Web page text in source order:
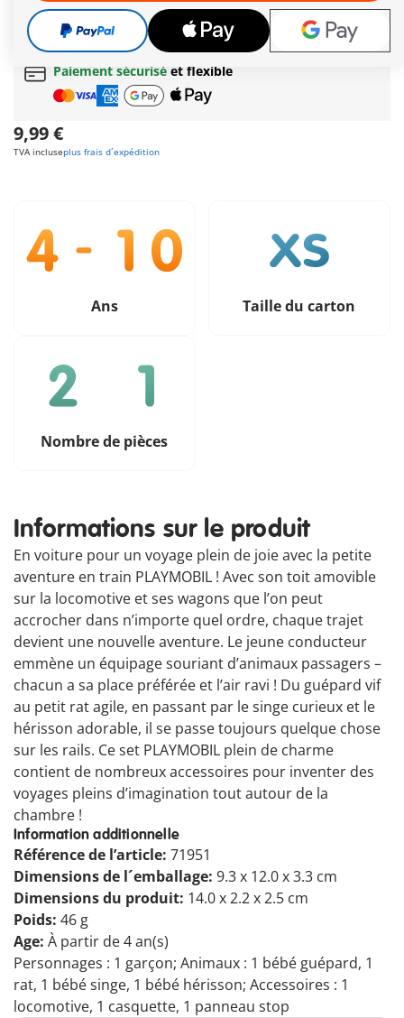
Cadeau
incroyable offert dès 35 € d’achat!
Livraison gratuite
pour toute commande dès 60 €
Paiement sécurisé et flexible
9,99 €
TVA incluseplus frais d´expédition
Ans Taille du carton
Nombre de pièces
Informations sur le produit
En voiture pour un voyage plein de joie avec la petite
aventure en train PLAYMOBIL ! Avec son toit amovible
sur la locomotive et ses wagons que l’on peut
accrocher dans n’importe quel ordre, chaque trajet
devient une nouvelle aventure. Le jeune conducteur
emmène un équipage souriant d’animaux passagers –
chacun a sa place préférée et l’air ravi ! Du guépard vif
au petit rat agile, en passant par le singe curieux et le
hérisson adorable, il se passe toujours quelque chose
sur les rails. Ce set PLAYMOBIL plein de charme
contient de nombreux accessoires pour inventer des
voyages pleins d’imagination tout autour de la
chambre !
Information additionnelle
Référence de l’article: 71951
Dimensions de l´emballage: 9.3 x 12.0 x 3.3 cm
Dimensions du produit: 14.0 x 2.2 x 2.5 cm
Poids: 46 g
Age: À partir de 4 an(s)
Personnages : 1 garçon; Animaux : 1 bébé guépard, 1
rat, 1 bébé singe, 1 bébé hérisson; Accessoires : 1
locomotive, 1 casquette, 1 panneau stop